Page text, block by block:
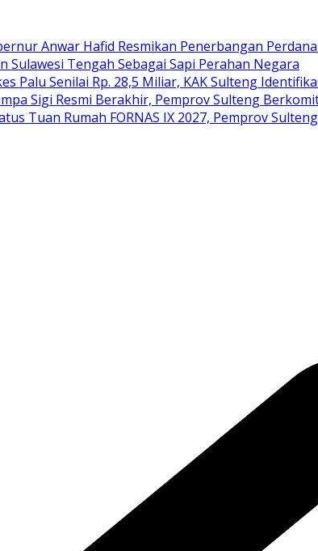
Anwar Hafid Resmikan Penerbangan
Sulawesi Tengah Sebagai Sapi Perahan Negara
Palu Senilai Rp. 28,5 Miliar, KAK Sulteng
Sigi Resmi Berakhir, Pemprov Sulteng
Tuan Rumah FORNAS IX 2027, Pemprov